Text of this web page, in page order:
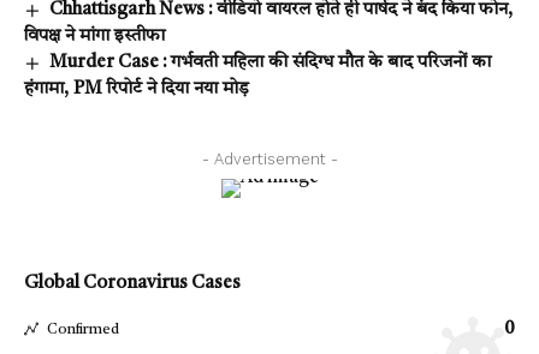
Chhattisgarh News : वीडियो वायरल होते ही पार्षद ने बंद किया फोन,
विपक्ष ने मांगा इस्तीफा
Murder Case : गर्भवती महिला की संदिग्ध मौत के बाद परिजनों का
हंगामा, PM रिपोर्ट ने दिया नया मोड़
- Advertisement -
Global Coronavirus Cases
Confirmed 0